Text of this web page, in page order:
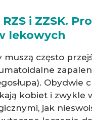
i ZZSK.
lekowych
często
Obydwie
kobiet i zwykle
jak